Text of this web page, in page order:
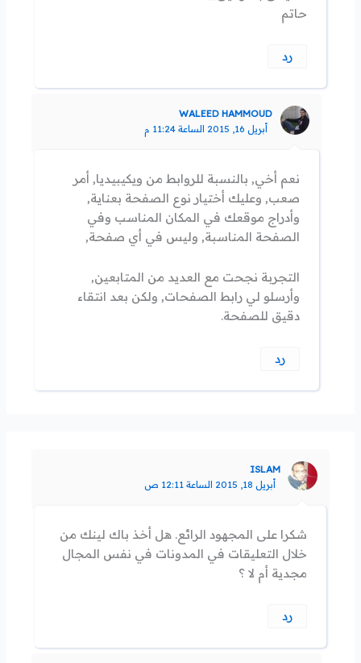
حاتم
رد
WALEED HAMMOUD
أبريل 16, 2015 الساعة 11:24 م
نعم أخي, بالنسبة للروابط من ويكيبيديا, أمر
صعب, وعليك أختيار نوع الصفحة بعناية,
وأدراج موقعك في المكان المناسب وفي
الصفحة المناسبة, وليس في أي صفحة,
التجربة نجحت مع العديد من المتابعين,
وأرسلو لي رابط الصفحات, ولكن بعد انتقاء
دقيق للصفحة.
رد
ISLAM
أبريل 18, 2015 الساعة 12:11 ص
شكرا على المجهود الرائع. هل أخذ باك لينك من
خلال التعليقات في المدونات في نفس المجال
مجدية أم لا ؟
رد